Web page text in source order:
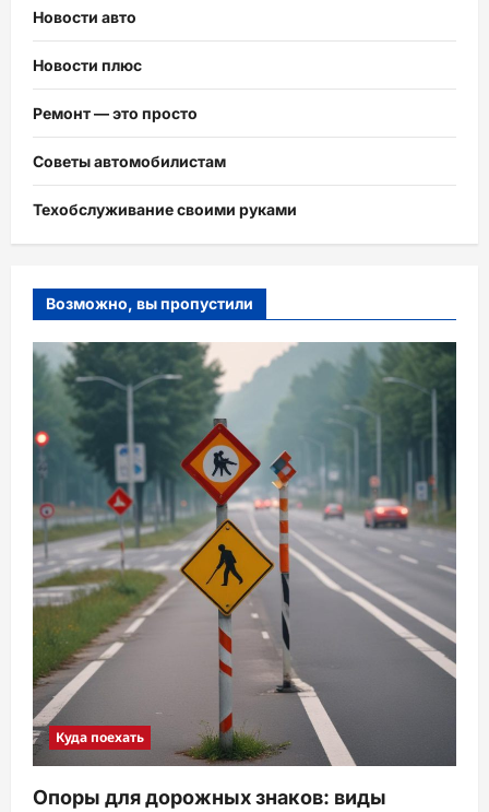
Новости авто
Новости плюс
Ремонт — это просто
Советы автомобилистам
Техобслуживание своими руками
Возможно, вы пропустили
Куда поехать
Опоры для дорожных знаков: виды